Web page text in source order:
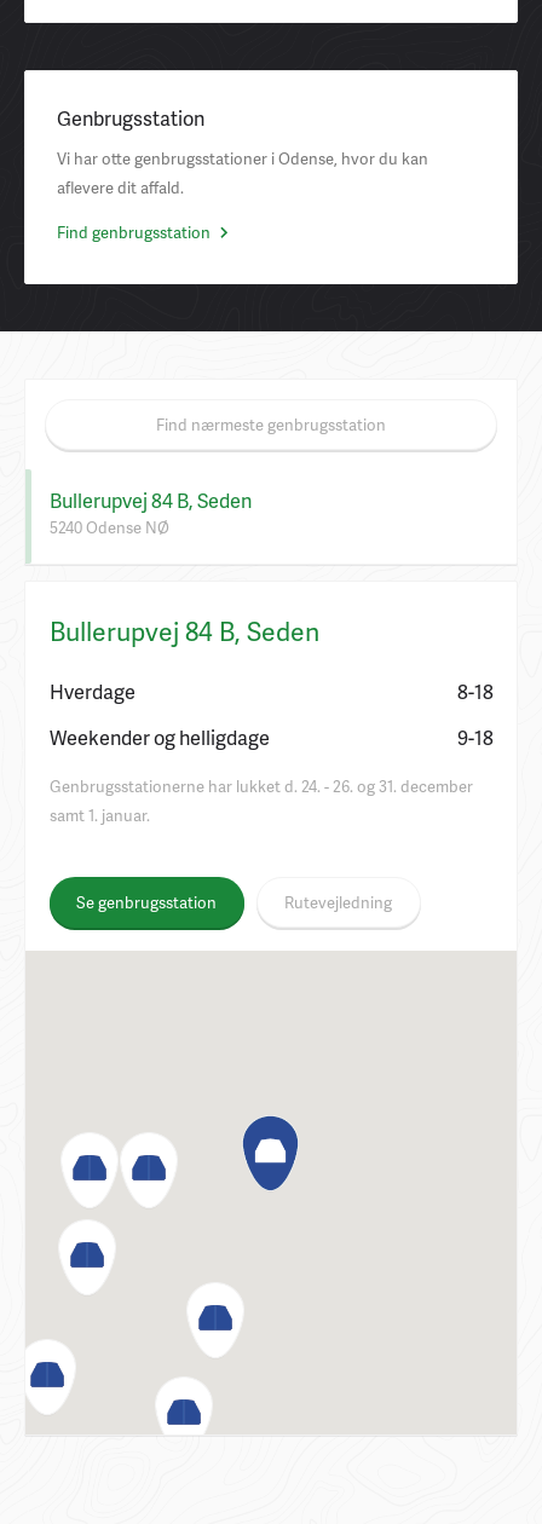
Genbrugsstation
Vi har otte genbrugsstationer i Odense, hvor du kan
aflevere dit affald.
Find genbrugsstation
Find nærmeste genbrugsstation
Bullerupvej 84 B, Seden
5240 Odense NØ
Bullerupvej 84 B, Seden
Hverdage
8-18
Weekender og helligdage
9-18
Genbrugsstationerne har lukket d. 24. - 26. og 31. december
samt 1. januar.
Se genbrugsstation Rutevejledning